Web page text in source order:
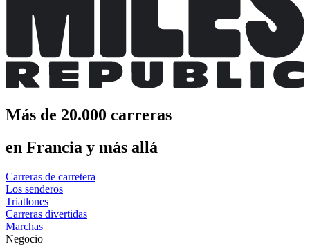
Más de 20.000 carreras
en Francia y más allá
Carreras de carretera
Los senderos
Triatlones
Carreras divertidas
Marchas
Negocio